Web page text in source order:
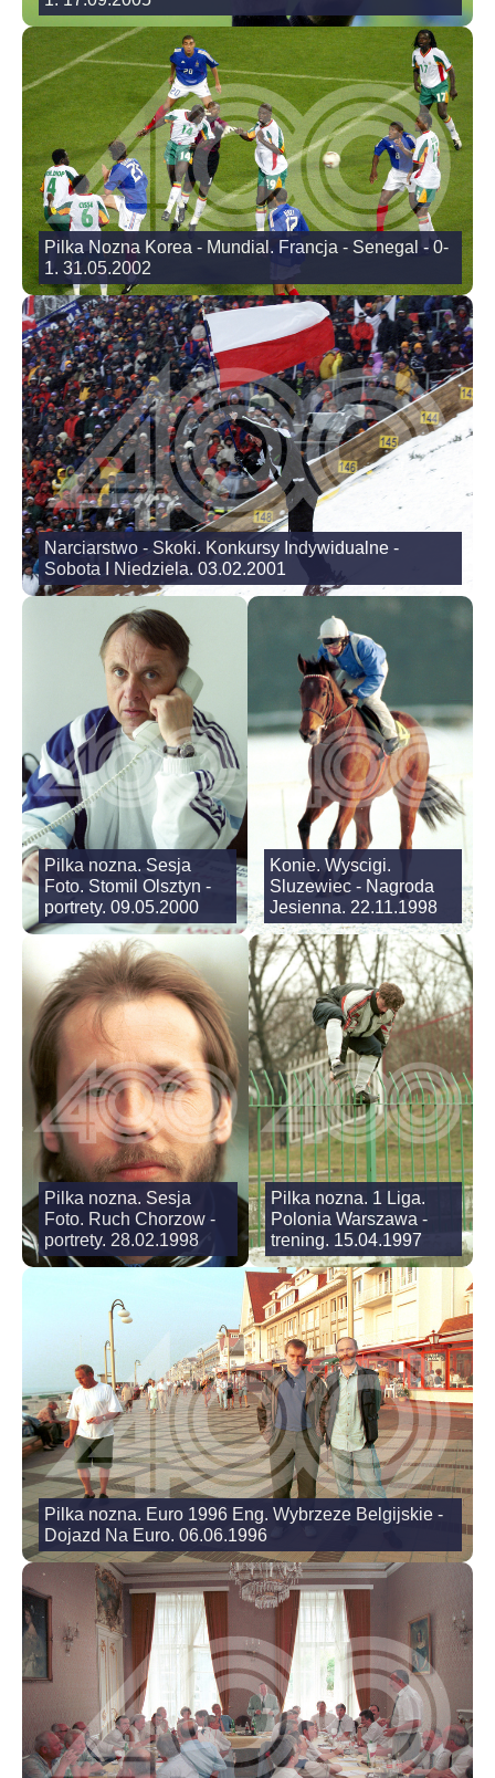
Pilka Nozna Korea - Mundial. Francja - Senegal - 0-
1. 31.05.2002
Narciarstwo - Skoki. Konkursy Indywidualne -
Sobota I Niedziela. 03.02.2001
Pilka nozna. Sesja
Foto. Stomil Olsztyn -
portrety. 09.05.2000
Konie. Wyscigi.
Sluzewiec - Nagroda
Jesienna. 22.11.1998
Pilka nozna. Sesja
Foto. Ruch Chorzow -
portrety. 28.02.1998
Pilka nozna. 1 Liga.
Polonia Warszawa -
trening. 15.04.1997
Pilka nozna. Euro 1996 Eng. Wybrzeze Belgijskie -
Dojazd Na Euro. 06.06.1996